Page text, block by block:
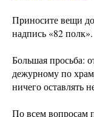
Приносите вещи
надпись «82 полк».
Большая просьба:
дежурному по
ничего оставлять
По всем вопросам